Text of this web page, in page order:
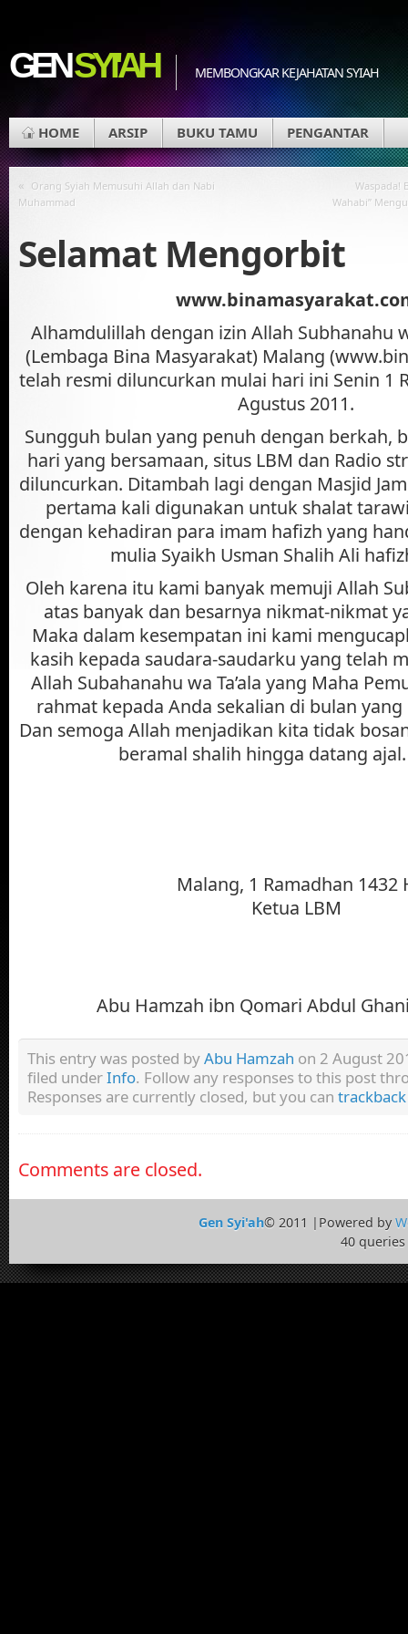
GENSYI'AH MEMBONGKAR KEJAHATAN SYIAH
HOME ARSIP BUKU TAMU PENGANTAR
« Orang Syiah Memusuhi Allah dan Nabi
Muhammad
Waspada!
Wahabi”
Selamat Mengorbit
Alhamdulillah dengan izin Allah Subhanahu
(Lembaga Bina Masyarakat) Malang
telah resmi diluncurkan mulai hari ini Senin 1
Agustus 2011.
Sungguh bulan yang penuh dengan berkah,
hari yang bersamaan, situs LBM dan Radio
diluncurkan. Ditambah lagi dengan Masjid
pertama kali digunakan untuk shalat
dengan kehadiran para imam hafizh yang
mulia Syaikh Usman Shalih Ali
Oleh karena itu kami banyak memuji Allah
atas banyak dan besarnya nikmat-nikmat
Maka dalam kesempatan ini kami
kasih kepada saudara-saudarku yang telah
Allah Subahanahu wa Ta’ala yang Maha
rahmat kepada Anda sekalian di bulan
Dan semoga Allah menjadikan kita tidak
beramal shalih hingga datang
Malang, 1 Ramadhan 1432
Ketua LBM
Abu Hamzah ibn Qomari Abdul
This entry was posted byAbu Hamzah on 2 August
filed underInfo. Follow any responses to this post
Responses are currently closed, but you can trackback
Comments are closed.
Gen Syi'ah© 2011 |Powered by
40 queries